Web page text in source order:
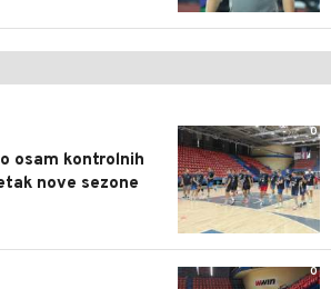
0
osam kontrolnih
nove sezone
0